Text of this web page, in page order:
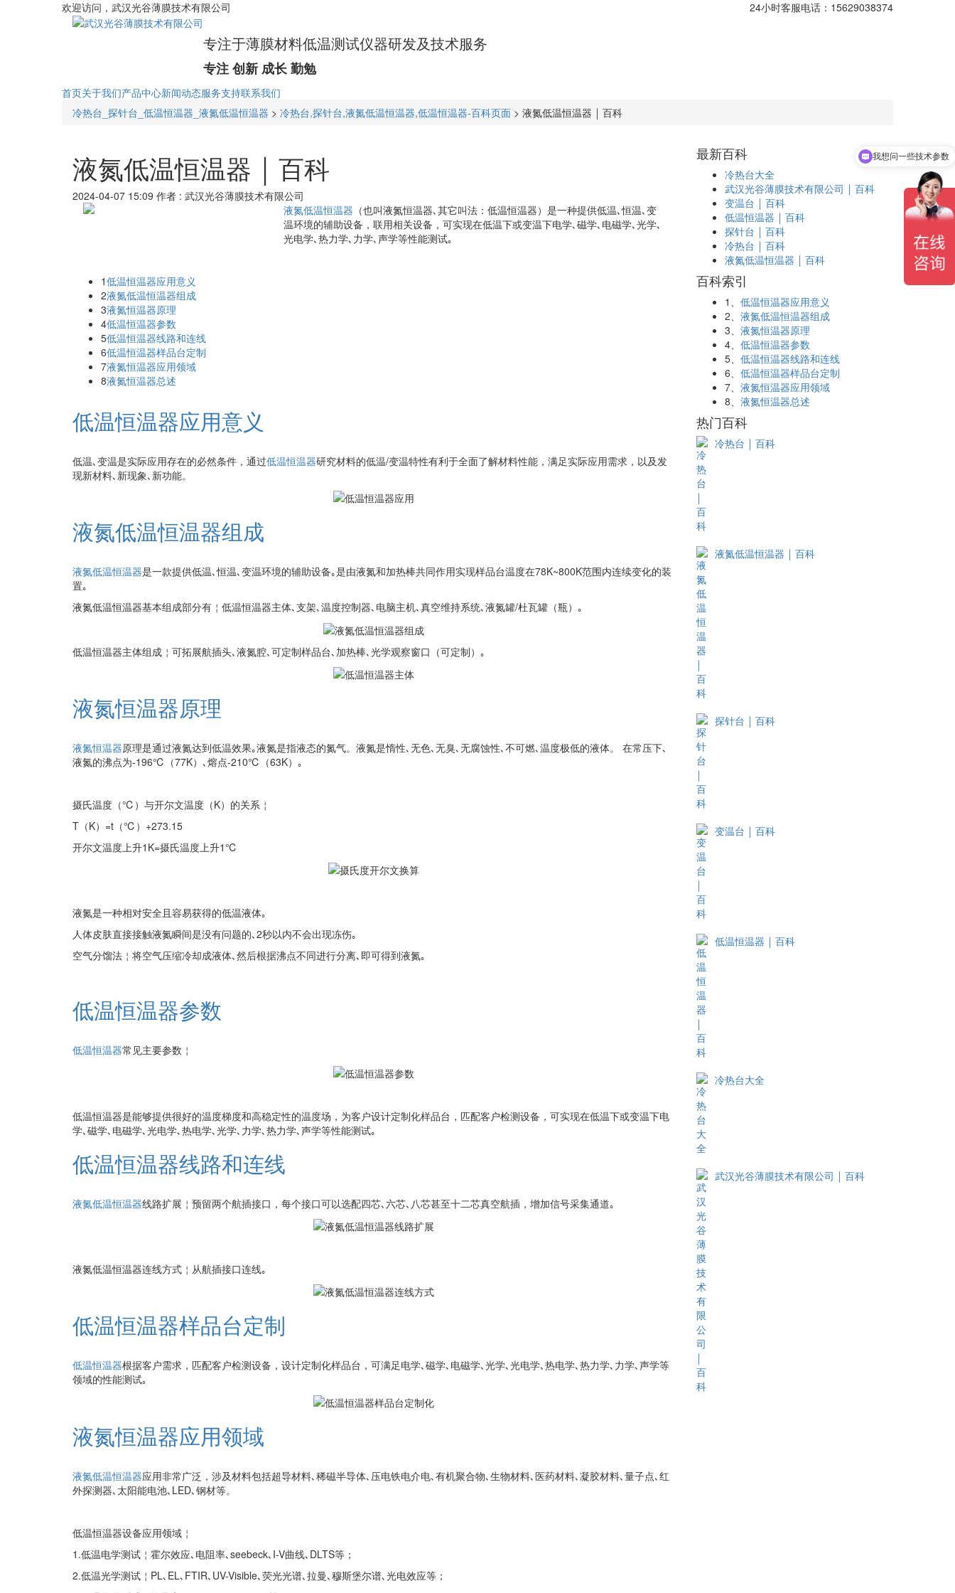
欢迎访问，武汉光谷薄膜技术有限公司 24小时客服电话：15629038374
专注于薄膜材料低温测试仪器研发及技术服务
专注 创新 成长 勤勉
首页关于我们产品中心新闻动态服务支持联系我们
冷热台_探针台_低温恒温器_液氮低温恒温器 > 冷热台,探针台,液氮低温恒温器,低温恒温器-百科页面 > 液氮低温恒温器 ￨ 百科
液氮低温恒温器 ￨ 百科
2024-04-07 15:09 作者 : 武汉光谷薄膜技术有限公司
液氮低温恒温器 （也叫液氮恒温器､其它叫法：低温恒温器）是一种提供低温､恒温､变
温环境的辅助设备，联用相关设备，可实现在低温下或变温下电学､磁学､电磁学､光学､
光电学､热力学､力学､声学等性能测试｡
1低温恒温器应用意义
2液氮低温恒温器组成
3液氮恒温器原理
4低温恒温器参数
5低温恒温器线路和连线
6低温恒温器样品台定制
7液氮恒温器应用领域
8液氮恒温器总述
低温恒温器应用意义
低温､变温是实际应用存在的必然条件，通过低温恒温器研究材料的低温/变温特性有利于全面了解材料性能，满足实际应用需求，以及发
现新材料､新现象､新功能。
液氮低温恒温器组成
液氮低温恒温器是一款提供低温､恒温､变温环境的辅助设备｡是由液氮和加热棒共同作用实现样品台温度在78K~800K范围内连续变化的装
置｡
液氮低温恒温器基本组成部分有￤低温恒温器主体､支架､温度控制器､电脑主机､真空维持系统､液氮罐/杜瓦罐（瓶）｡
低温恒温器主体组成￤可拓展航插头､液氮腔､可定制样品台､加热棒､光学观察窗口（可定制）｡
液氮恒温器原理
液氮恒温器原理是通过液氮达到低温效果｡液氮是指液态的氮气。液氮是惰性､无色､无臭､无腐蚀性､不可燃､温度极低的液体。 在常压下､
液氮的沸点为-196℃（77K）､熔点-210℃（63K）｡
摄氏温度（℃）与开尔文温度（K）的关系￤
T（K）=t（℃）+273.15
开尔文温度上升1K=摄氏温度上升1℃
液氮是一种相对安全且容易获得的低温液体｡
人体皮肤直接接触液氮瞬间是没有问题的､2秒以内不会出现冻伤｡
空气分馏法￤将空气压缩冷却成液体､然后根据沸点不同进行分离､即可得到液氮｡
低温恒温器参数
低温恒温器常见主要参数￤
低温恒温器是能够提供很好的温度梯度和高稳定性的温度场，为客户设计定制化样品台，匹配客户检测设备，可实现在低温下或变温下电
学､磁学､电磁学､光电学､热电学､光学､力学､热力学､声学等性能测试｡
低温恒温器线路和连线
液氮低温恒温器线路扩展￤预留两个航插接口，每个接口可以选配四芯､六芯､八芯甚至十二芯真空航插，增加信号采集通道｡
液氮低温恒温器连线方式￤从航插接口连线｡
低温恒温器样品台定制
低温恒温器根据客户需求，匹配客户检测设备， 设计定制化样品台，可满足电学､磁学､电磁学､光学､光电学､热电学､热力学､力学､声学等
领域的性能测试｡
液氮恒温器应用领域
液氮低温恒温器应用非常广泛，涉及材料包括超导材料､稀磁半导体､压电铁电介电､有机聚合物､生物材料､医药材料､凝胶材料､量子点､红
外探测器､太阳能电池､LED､钢材等。
低温恒温器设备应用领域￤
1.低温电学测试￤霍尔效应､电阻率､seebeck､I-V曲线､DLTS等；
2.低温光学测试￤PL､EL､FTIR､UV-Visible､荧光光谱､拉曼､穆斯堡尔谱､光电效应等；
最新百科
冷热台大全
武汉光谷薄膜技术有限公司 ￨ 百科
变温台 ￨ 百科
低温恒温器 ￨ 百科
探针台 ￨ 百科
冷热台 ￨ 百科
液氮低温恒温器 ￨ 百科
百科索引
1、 低温恒温器应用意义
2、 液氮低温恒温器组成
3、 液氮恒温器原理
4、 低温恒温器参数
5、 低温恒温器线路和连线
6、 低温恒温器样品台定制
7、 液氮恒温器应用领域
8、 液氮恒温器总述
热门百科
冷热台 ￨ 百科
液氮低温恒温器 ￨ 百科
探针台 ￨ 百科
变温台 ￨ 百科
低温恒温器 ￨ 百科
冷热台大全
武汉光谷薄膜技术有限公司 ￨ 百科
我想问一些技术参数